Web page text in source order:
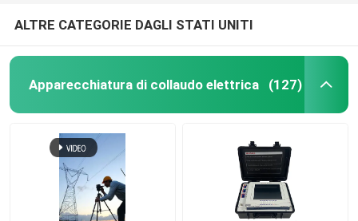
ALTRE CATEGORIE DAGLI STATI UNITI
Apparecchiatura di collaudo elettrica (127)